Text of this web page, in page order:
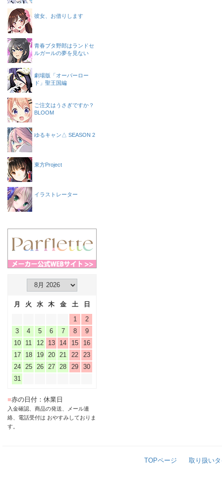
彼女、お借りします
青春ブタ野郎はランドセ
ルガールの夢を見ない
劇場版「オーバーロー
ド」聖王国編
ご注文はうさぎですか？
BLOOM
ゆるキャン△ SEASON 2
東方Project
イラストレーター
月 火 水 木 金 土
日
1
2
3
4 5 6 7 8
9
10
11 12 13 14 15
16
17
18 19 20 21 22
23
24
25 26 27 28 29
30
31
■赤の日付：休業日
入金確認、商品の発送、メール連
絡、電話受付は おやすみしておりま
す。
TOPページ 取り扱い